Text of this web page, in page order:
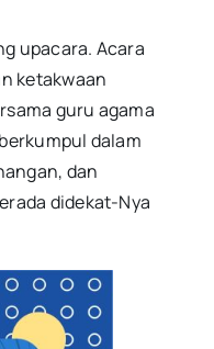
upacara. Acara
ketakwaan
guru agama
dalam
dan
didekat-Nya